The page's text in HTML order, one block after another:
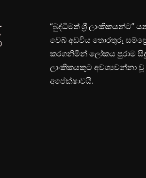
“බුද්ධිමත් ශ්‍රී
වෙබ් අඩවිය තොරතුරු
කරගනිමින් ලෝකය පුරාම
ලාංකිකයකුට අවශ්‍යවන්නා
අපේක්ෂාවයි.